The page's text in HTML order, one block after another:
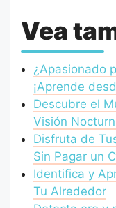
Vea
¿Apasionado
¡Aprende
Descubre el
Visión
Disfruta de
Sin Pagar un
Identifica y
Tu Alrededor